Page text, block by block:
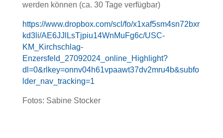
werden können (ca. 30 Tage verfügbar)
https://www.dropbox.com/scl/fo/x1xaf5sm4sn72bxr
kd3li/AE6JJlLsTjpiu14WnMuFg6c/USC-
KM_Kirchschlag-
Enzersfeld_27092024_online_Highlight?
dl=0&rlkey=onnv04h61vpaawt37dv2mru4b&subfo
lder_nav_tracking=1
Fotos: Sabine Stocker